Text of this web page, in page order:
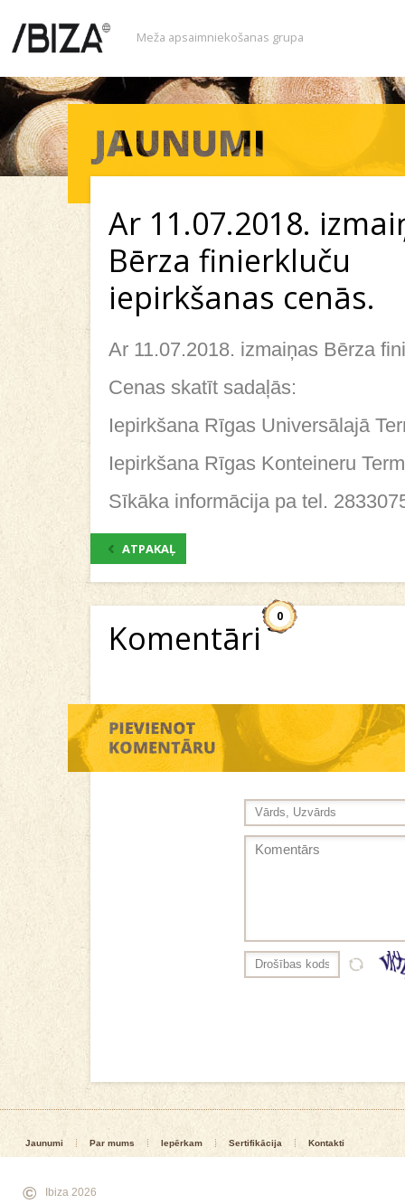
Meža apsaimniekošanas grupa
Ar 11.07.2018.
Bērza finierkluču
iepirkšanas cenās.
Ar 11.07.2018. izmaiņas Bērza
Cenas skatīt sadaļās:
Iepirkšana Rīgas Universālajā
Iepirkšana Rīgas Konteineru
Sīkāka informācija pa tel.
ATPAKAĻ
Komentāri
0
Jaunumi Par mums Iepērkam Sertifikācija Kontakti
© Ibiza 2026